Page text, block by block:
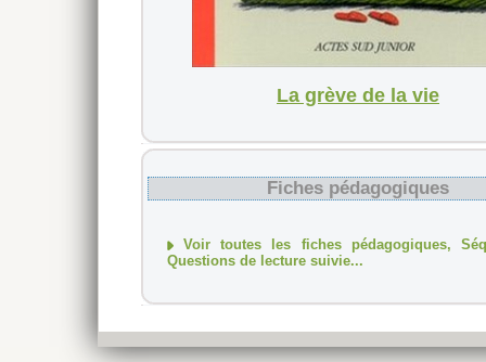
La grève de la vie
Fiches pédagogiques
Voir toutes les fiches pédagogiques,
Questions de lecture suivie...